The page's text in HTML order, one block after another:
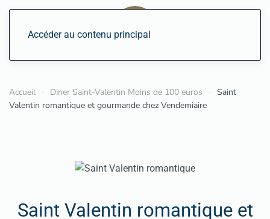
Accéder au contenu principal
Accueil Diner Saint-Valentin Moins de 100 euros
Saint
Valentin romantique et gourmande chez Vendemiaire
Saint Valentin romantique et